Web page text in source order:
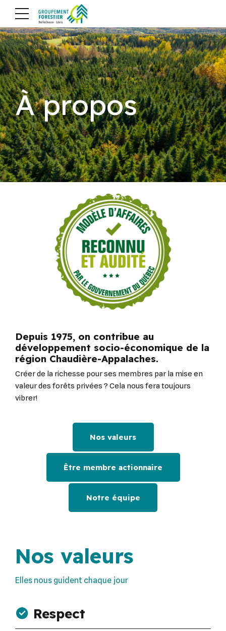
À propos
Depuis 1975, on contribue au
développement socio-économique de la
région Chaudière-Appalaches.
Créer de la richesse pour ses membres par la mise en
valeur des forêts privées ? Cela nous fera toujours
vibrer!
Nos valeurs
Être membre actionnaire
Notre équipe
Nos valeurs
Elles nous guident chaque jour
Respect